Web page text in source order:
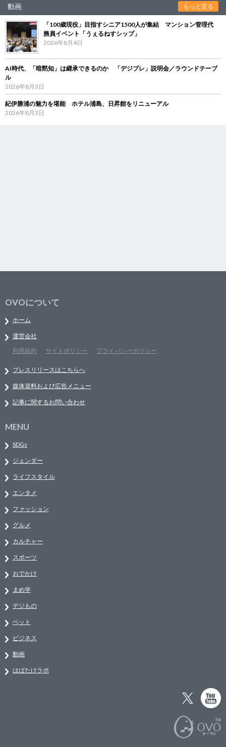
動画 もっと見る
「100歳現役」目指すシニア1500人が集結 マンション管理代
務員イベント「うぇるねすシップ」
2026年8月4日
AI時代、「暗黙知」は継承できるのか 「デジブレ」説明会／ラウンドテーブ
ル
2026年8月3日
紀伊勝浦の魅力を堪能 ホテル浦島、日昇館をリニューアル
2026年8月3日
OVOについて
ホーム
運営会社
利用規約
サイトポリシー プライバシーポリシー
プレスリリースはこちらへ
媒体資料および広告メニュー
記事に関するお問い合わせ
MENU
SDGs
ジェンダー
ライフスタイル
エンタメ
ファッション
グルメ
カルチャー
スポーツ
おでかけ
まめ学
デジもの
ペット
ビジネス
動画
はばたけラボ